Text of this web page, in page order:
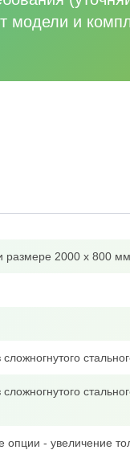
модели и
размере 2000 х 800
сложногнутого
опции - увеличение